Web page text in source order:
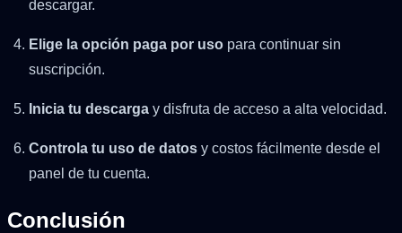
descargar.
Elige la opción paga por uso para continuar sin
suscripción.
Inicia tu descarga y disfruta de acceso a alta velocidad.
Controla tu uso de datos y costos fácilmente desde el
panel de tu cuenta.
Conclusión